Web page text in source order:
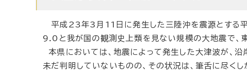
平成23年3月11日に発生した三陸沖を震源とする
9.0と我が国の観測史上類を見ない規模の大地震で、
本県においては、地震によって発生した大津波が、
未だ判明していないものの、その状況は、筆舌に尽くし